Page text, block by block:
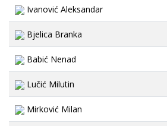
Ivanović Aleksandar
Bjelica Branka
Babić Nenad
Lučić Milutin
Mirković Milan